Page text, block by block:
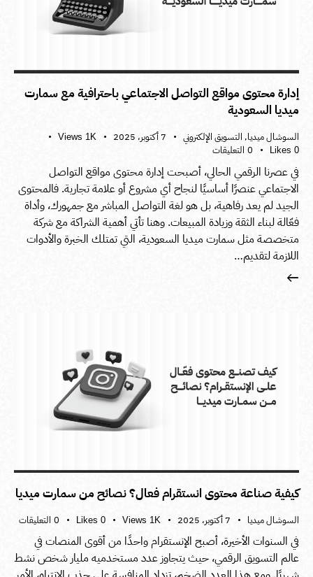
إدارة محتوى مواقع التواصل الاجتماعي باحترافية مع سمارت
ميديا السعودية
السوشال ميديا, التسويق الإلكتروني 7 أكتوبر، 2025 1K
Views
0
Likes
0 التعليقات
في عصرنا الرقمي الحالي، أصبحت إدارة محتوى مواقع التواصل
الاجتماعي عنصرًا أساسيًا لنجاح أي مشروع أو علامة تجارية. فالمحتوى
الجيد لم يعد رفاهية، بل هو لغة التواصل المباشر مع جمهورك، وأداة
فعّالة لبناء الثقة وزيادة المبيعات. وهنا تأتي أهمية الشراكة مع شركة
متخصصة مثل سمارت ميديا السعودية، التي تمتلك الخبرة والأدوات
اللازمة لتقديم…
كيفية صناعة محتوى انستقرام فعال؟ نصائح من سمارت ميديا
السوشال ميديا 7 أكتوبر، 2025 1K
Views
0
Likes
0 التعليقات
في السنوات الأخيرة، أصبح الإنستقرام واحدًا من أقوى المنصات في
عالم التسويق الرقمي، حيث يتجاوز عدد مستخدميه مليار شخص نشط